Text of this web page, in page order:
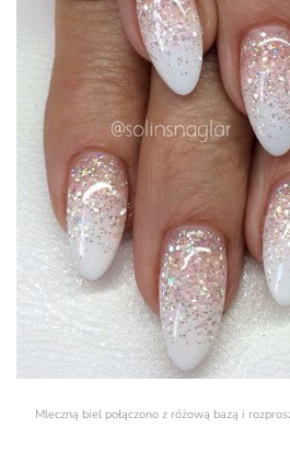
Mleczną biel połączono z różową bazą i